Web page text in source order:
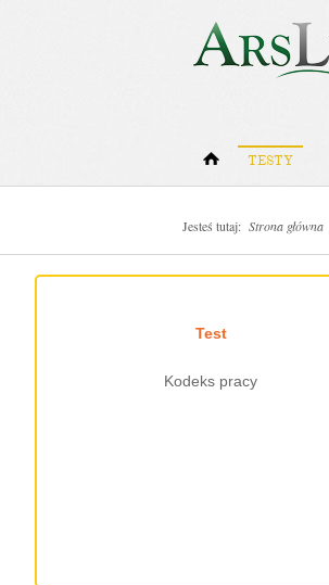
TESTY
Jesteś tutaj: Strona główna
Test
Kodeks pracy